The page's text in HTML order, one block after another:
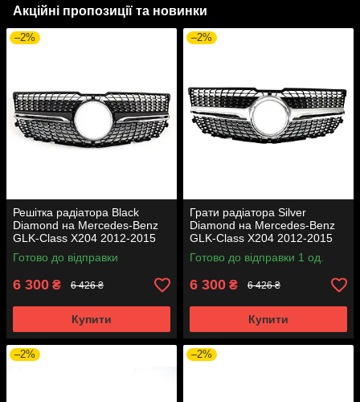
Акційні пропозиції та новинки
–2%
Решітка радіатора Black
Diamond на Mercedes-Benz
GLK-Class X204 2012-2015
року
Готово до відправки
6 300 ₴ 6 426 ₴
Купити
–2%
Грати радіатора Silver
Diamond на Mercedes-Benz
GLK-Class X204 2012-2015
року
Готово до відправки 1 од.
6 300 ₴ 6 426 ₴
Купити
–2% –2%